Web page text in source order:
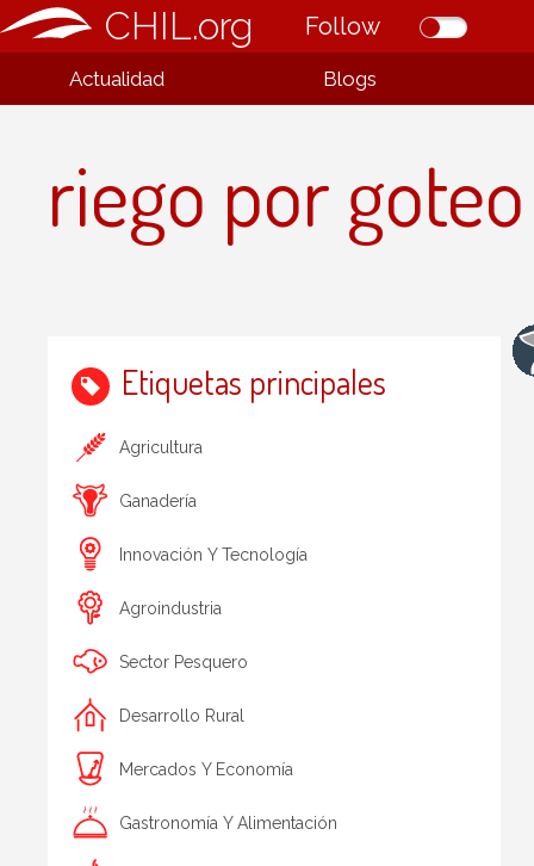
CHIL.org Follow
Actualidad Blogs
riego por goteo
Etiquetas principales
Agricultura
Ganadería
Innovación Y Tecnología
Agroindustria
Sector Pesquero
Desarrollo Rural
Mercados Y Economía
Gastronomía Y Alimentación